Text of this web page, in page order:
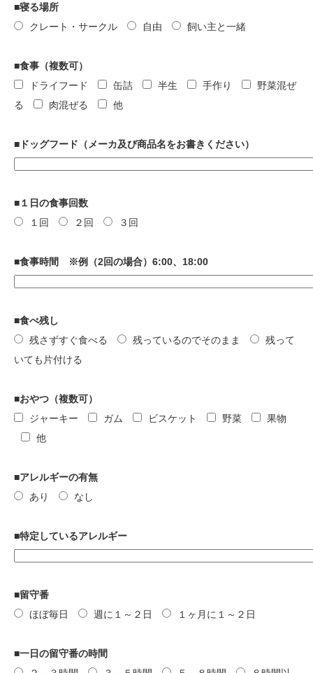
■寝る場所
クレート・サークル
自由 飼い主と一緒
■食事（複数可）
ドライフード
缶詰 半生 手作り
野菜混ぜ
る
肉混ぜる 他
■ドッグフード（メーカ及び商品名をお書きください）
■１日の食事回数
１回
２回 ３回
■食事時間 ※例（2回の場合）6:00、18:00
■食べ残し
残さずすぐ食べる
残っているのでそのまま
残って
いても片付ける
■おやつ（複数可）
ジャーキー
ガム ビスケット 野菜
果物
他
■アレルギーの有無
あり
なし
■特定しているアレルギー
■留守番
ほぼ毎日
週に１～２日 １ヶ月に１～２日
■一日の留守番の時間